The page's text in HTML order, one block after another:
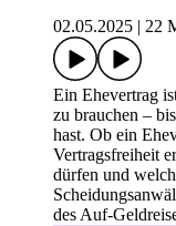
02.05.2025
22
Ein Ehevertrag
zu brauchen –
hast. Ob ein
Vertragsfreiheit
dürfen und
des Auf-